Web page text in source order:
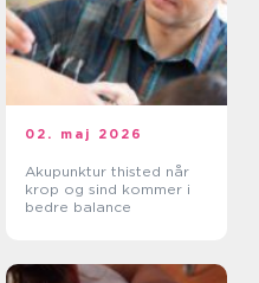
02. maj 2026
Akupunktur thisted når
krop og sind kommer i
bedre balance